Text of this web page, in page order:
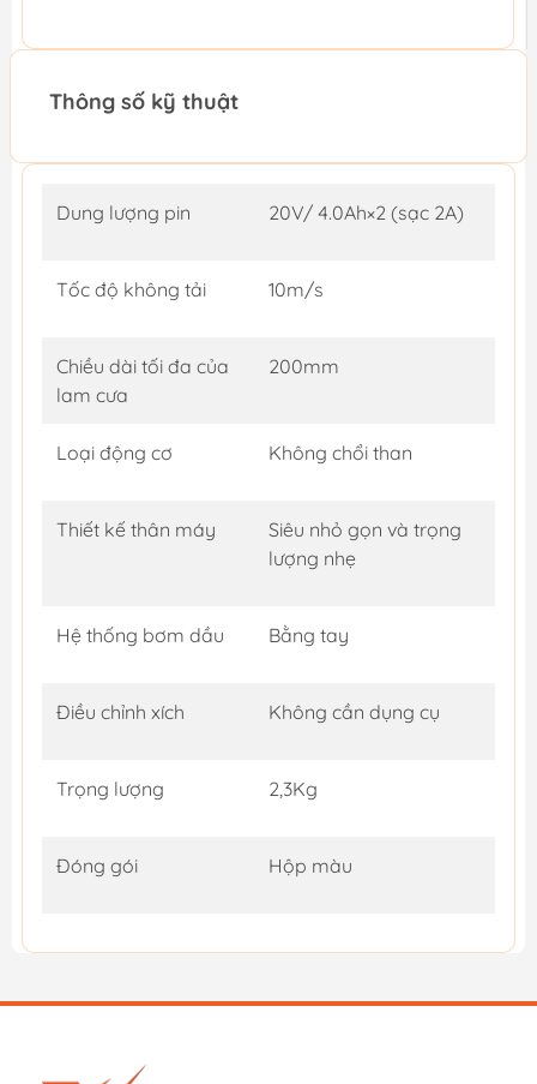
Thông số kỹ thuật
Dung lượng pin 20V/ 4.0Ah×2 (sạc 2A)
Tốc độ không tải 10m/s
Chiều dài tối đa của
lam cưa
200mm
Loại động cơ Không chổi than
Thiết kế thân máy
Siêu nhỏ gọn và trọng
lượng nhẹ
Hệ thống bơm dầu Bằng tay
Điều chỉnh xích Không cần dụng cụ
Trọng lượng 2,3Kg
Đóng gói Hộp màu